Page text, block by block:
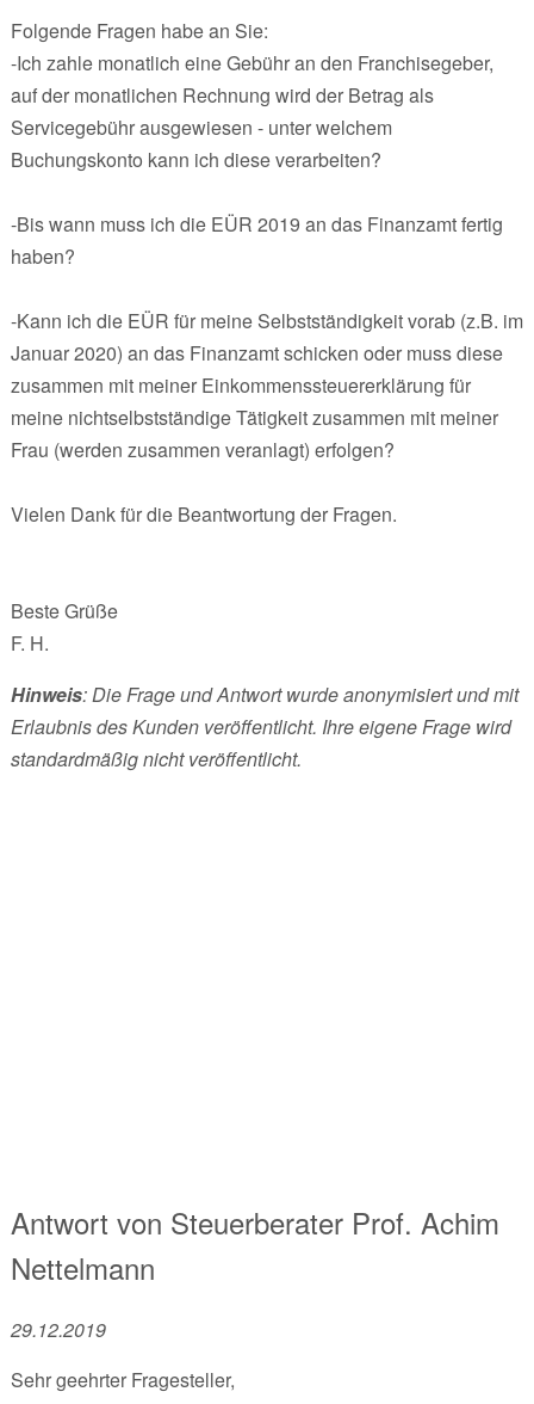
Folgende Fragen habe an Sie:
-Ich zahle monatlich eine Gebühr an den Franchisegeber,
auf der monatlichen Rechnung wird der Betrag als
Servicegebühr ausgewiesen - unter welchem
Buchungskonto kann ich diese verarbeiten?
-Bis wann muss ich die EÜR 2019 an das Finanzamt fertig
haben?
-Kann ich die EÜR für meine Selbstständigkeit vorab (z.B. im
Januar 2020) an das Finanzamt schicken oder muss diese
zusammen mit meiner Einkommenssteuererklärung für
meine nichtselbstständige Tätigkeit zusammen mit meiner
Frau (werden zusammen veranlagt) erfolgen?
Vielen Dank für die Beantwortung der Fragen.
Beste Grüße
F. H.
Hinweis: Die Frage und Antwort wurde anonymisiert und mit
Erlaubnis des Kunden veröffentlicht. Ihre eigene Frage wird
standardmäßig nicht veröffentlicht.
Antwort von Steuerberater Prof. Achim
Nettelmann
29.12.2019
Sehr geehrter Fragesteller,